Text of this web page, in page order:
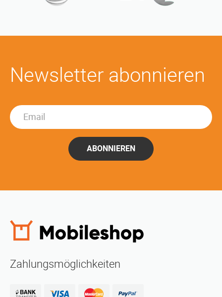
Newsletter abonnieren
ABONNIEREN
Zahlungsmöglichkeiten